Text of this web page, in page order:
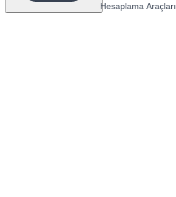
Hesaplama Araçları